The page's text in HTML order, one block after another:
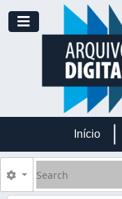
Skip to main content
Toggle
Início
Search
Search options